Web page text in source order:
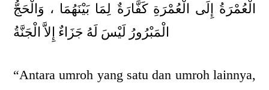
الْعُمْرَةُ إِلَى الْعُمْرَةِ كَفَّارَةٌ لِمَا بَيْنَهُمَا ، وَالْحَجُّ
الْمَبْرُورُ لَيْسَ لَهُ جَزَاءٌ إِلاَّ الْجَنَّةُ
“Antara umroh yang satu dan umroh lainnya,